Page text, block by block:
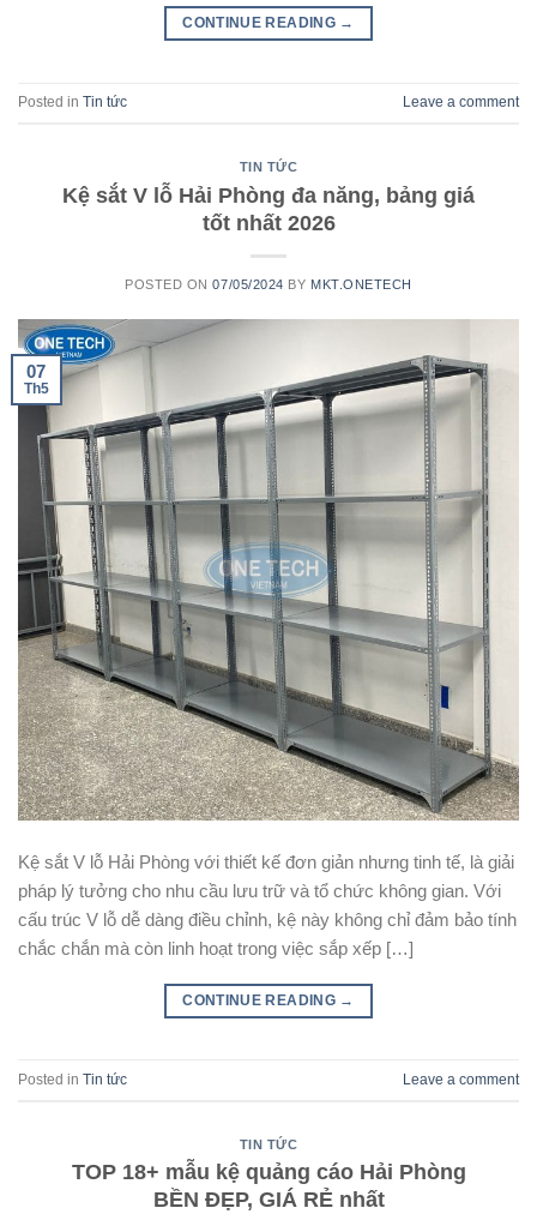
CONTINUE READING →
Posted in Tin tức Leave a comment
TIN TỨC
Kệ sắt V lỗ Hải Phòng đa năng, bảng giá
tốt nhất 2026
POSTED ON07/05/2024 BY MKT.ONETECH
07
Th5
Kệ sắt V lỗ Hải Phòng với thiết kế đơn giản nhưng tinh tế, là giải
pháp lý tưởng cho nhu cầu lưu trữ và tổ chức không gian. Với
cấu trúc V lỗ dễ dàng điều chỉnh, kệ này không chỉ đảm bảo tính
chắc chắn mà còn linh hoạt trong việc sắp xếp […]
CONTINUE READING →
Posted in Tin tức Leave a comment
TIN TỨC
TOP 18+ mẫu kệ quảng cáo Hải Phòng
BỀN ĐẸP, GIÁ RẺ nhất